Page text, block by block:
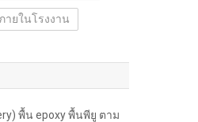
ยในโรงงาน
พื้น epoxy พื้นพียู ตาม